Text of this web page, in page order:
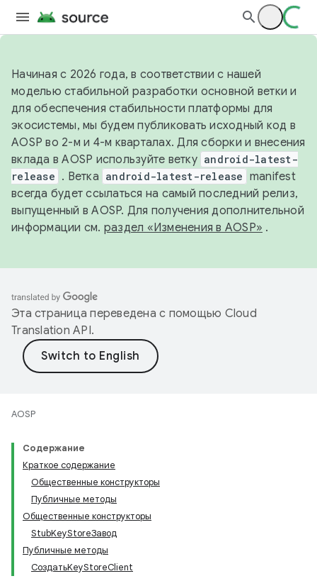
Начиная с 2026 года, в соответствии с нашей
моделью стабильной разработки основной ветки и
для обеспечения стабильности платформы для
экосистемы, мы будем публиковать исходный код в
AOSP во 2-м и 4-м кварталах. Для сборки и внесения
вклада в AOSP используйте ветку android-latest-
release . Ветка android-latest-release manifest
всегда будет ссылаться на самый последний релиз,
выпущенный в AOSP. Для получения дополнительной
информации см. раздел «Изменения в AOSP» .
Эта страница переведена с помощью Cloud
Translation API.
AOSP
Содержание
Краткое содержание
Общественные конструкторы
Публичные методы
Общественные конструкторы
StubKeyStoreЗавод
Публичные методы
СоздатьKeyStoreClient